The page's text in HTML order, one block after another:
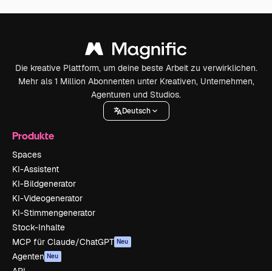
Die kreative Plattform, um deine beste Arbeit zu verwirklichen.
Mehr als 1 Million Abonnenten unter Kreativen, Unternehmen,
Agenturen und Studios.
Deutsch
Produkte
Spaces
KI-Assistent
KI-Bildgenerator
KI-Videogenerator
KI-Stimmengenerator
Stock-Inhalte
MCP für Claude/ChatGPT Neu
Agenten Neu